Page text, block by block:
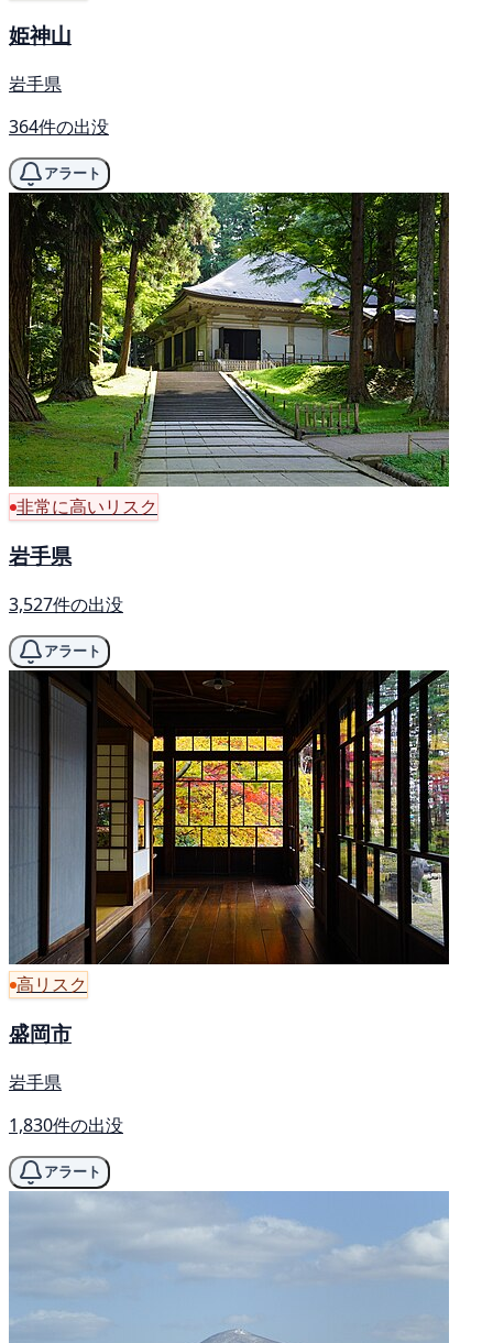
姫神山
岩手県
364件の出没
アラート
非常に高いリスク
岩手県
3,527件の出没
アラート
高リスク
盛岡市
岩手県
1,830件の出没
アラート